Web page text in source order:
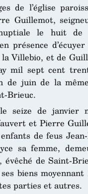
de l’église
Guillemot,
le huit
présence
Villebio, et de
mil sept cent
de juin de la
Brieuc.
seize de janvier
et Pierre
de feus
sa femme,
évêché de Saint-
biens
parties et autres.